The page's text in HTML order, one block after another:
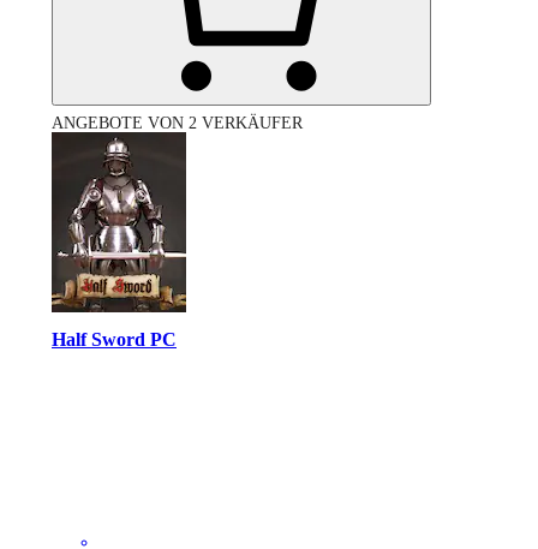
ANGEBOTE VON 2 VERKÄUFER
Half Sword PC